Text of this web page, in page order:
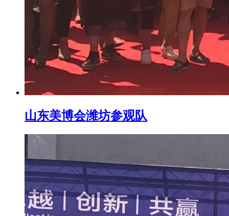
山东美博会潍坊参观队